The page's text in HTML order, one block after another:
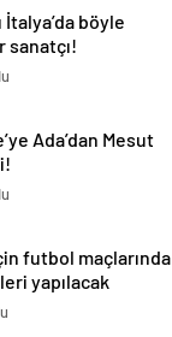
İtalya’da böyle
sanatçı!
Ada’dan Mesut
futbol maçlarında
yapılacak